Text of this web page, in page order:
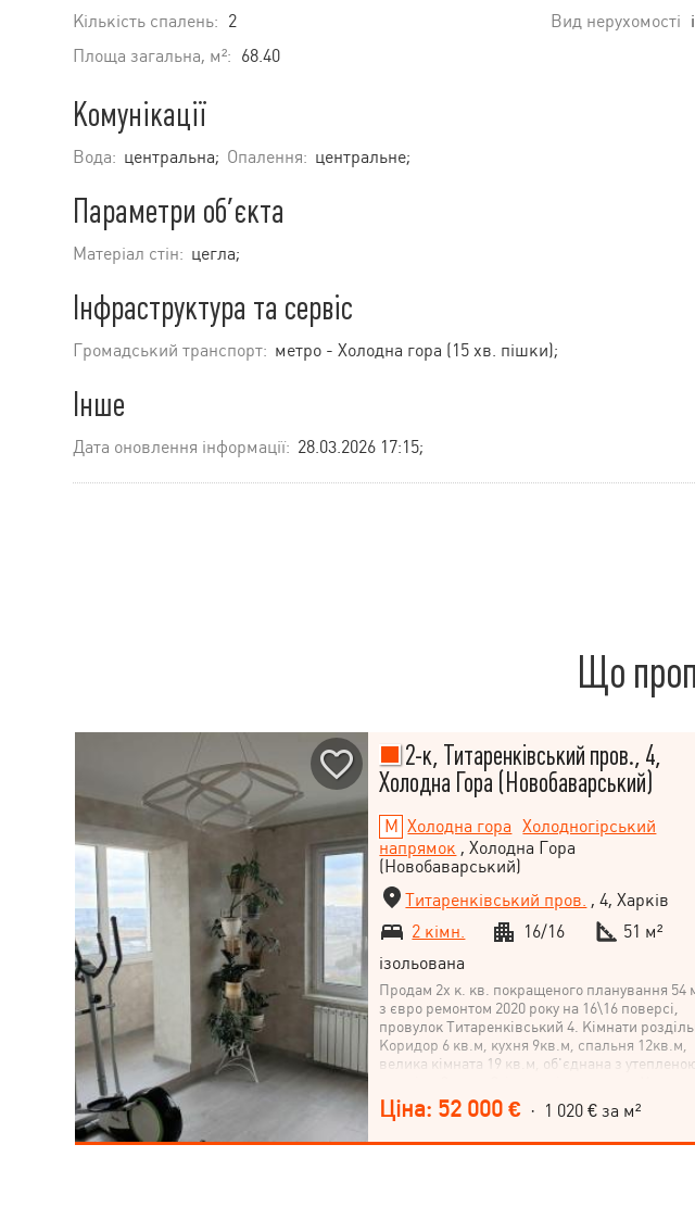
Кількість спалень: 2
Площа загальна, м²: 68.40
Вид нерухомості
Комунікації
Вода: центральна; Опалення: центральне;
Параметри об’єкта
Матеріал стін: цегла;
Інфраструктура та сервіс
Громадський транспорт: метро - Холодна гора (15 хв. пішки);
Інше
Дата оновлення інформації: 28.03.2026 17:15;
Що
2-к, Титаренківський пров., 4,
Холодна Гора (Новобаварський)
Холодна гора
Холодногірський
напрямок , Холодна Гора
(Новобаварський)
Титаренківський пров. , 4, Харків
2 кімн.
16/16
51 м²
ізольована
Продам 2х к. кв. покращеного планування 54
з євро ремонтом 2020 року на 16\16 поверсі,
провулок Титаренківський 4. Кімнати
Коридор 6 кв.м, кухня 9кв.м, спальня 12кв.м,
велика кімната 19 кв.м, об'єднана з
підлога, на підлозі плитка та ламінат.
по всьому периметру зовні, ефект термоса:
Ціна: 52 000 € · 1 020 € за м²